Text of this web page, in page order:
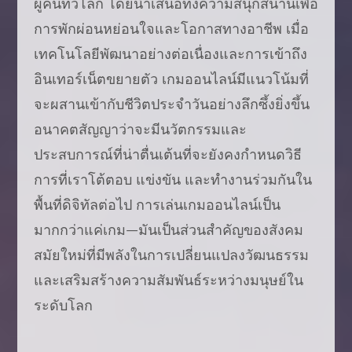
ผู้คนทั่วโลก โดยนำเสนอทั้งความสนุกสนานเพื่อ
การพักผ่อนหย่อนใจและโอกาสทางอาชีพ เมื่อ
เทคโนโลยีพัฒนาอย่างต่อเนื่องและการเข้าถึง
อินเทอร์เน็ตขยายตัว เกมออนไลน์มีแนวโน้มที่
จะผสานเข้ากับชีวิตประจำวันอย่างลึกซึ้งยิ่งขึ้น
อนาคตสัญญาว่าจะมีนวัตกรรมและ
ประสบการณ์ที่น่าตื่นเต้นที่จะยังคงกำหนดวิธี
การที่เราโต้ตอบ แข่งขัน และทำงานร่วมกันใน
พื้นที่ดิจิทัลต่อไป การเล่นเกมออนไลน์เป็น
มากกว่าแค่เกม—มันเป็นส่วนสำคัญของสังคม
สมัยใหม่ที่มีพลังในการเปลี่ยนแปลงวัฒนธรรม
และเสริมสร้างความสัมพันธ์ระหว่างมนุษย์ใน
ระดับโลก